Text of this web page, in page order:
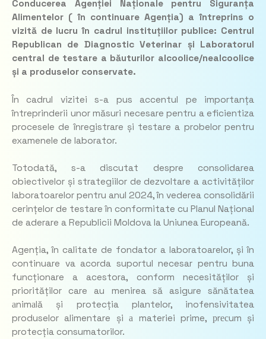
Conducerea Agenției Naționale pentru Siguranța
Alimentelor ( în continuare Agenția) a întreprins o
vizită de lucru în cadrul instituțiilor publice: Centrul
Republican de Diagnostic Veterinar și Laboratorul
central de testare a băuturilor alcoolice/nealcoolice
și a produselor conservate.
În cadrul vizitei s-a pus accentul pe importanța
întreprinderii unor măsuri necesare pentru a eficientiza
procesele de înregistrare și testare a probelor pentru
examenele de laborator.
Totodată, s-a discutat despre consolidarea
obiectivelor și strategiilor de dezvoltare a activităților
laboratoarelor pentru anul 2024, în vederea consolidării
cerințelor de testare în conformitate cu Planul Național
de aderare a Republicii Moldova la Uniunea Europeană.
Agenția, în calitate de fondator a laboratoarelor, și în
continuare va acorda suportul necesar pentru buna
funcționare a acestora, conform necesităților și
priorităților care au menirea să asigure sănătatea
аnimаlă și protecția plantelor, inofensivitatea
produselor alimentare și а materiei prime, рrесum și
protecția consumatorilor.